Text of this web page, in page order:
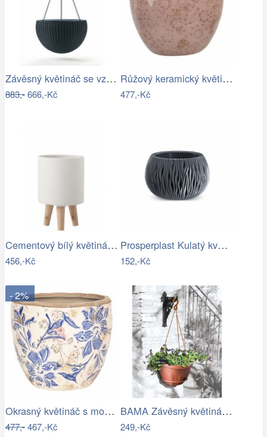
Závěsný květináč se vzorem- RJ
883,-666,-Kč
Růžový keramický květináč s popraskáním…
477,-Kč
Cementový bílý květináč na dřevěných…
456,-Kč
Prosperplast Kulatý květináč s vkladem …
152,-Kč
- 2%
Okrasný květináč s modrými květy - Ø 18…
477,-467,-Kč
BAMA Závěsný květináč GONDOLA TR, 28cm
249,-Kč